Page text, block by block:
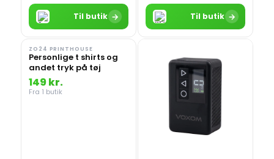
Til butik → Til butik →
ZO24 PRINTHOUSE
Personlige t shirts og
andet tryk på tøj
149 kr.
Fra 1 butik